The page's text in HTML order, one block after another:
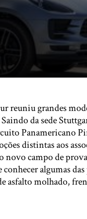
reuniu grandes
da sede
Panamericano
distintas aos
novo campo de
algumas
asfalto molhado,